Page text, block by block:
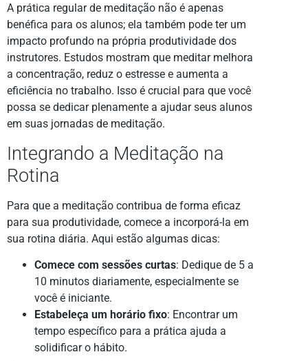
A prática regular de meditação não é apenas
benéfica para os alunos; ela também pode ter um
impacto profundo na própria produtividade dos
instrutores. Estudos mostram que meditar melhora
a concentração, reduz o estresse e aumenta a
eficiência no trabalho. Isso é crucial para que você
possa se dedicar plenamente a ajudar seus alunos
em suas jornadas de meditação.
Integrando a Meditação na
Rotina
Para que a meditação contribua de forma eficaz
para sua produtividade, comece a incorporá-la em
sua rotina diária. Aqui estão algumas dicas:
Comece com sessões curtas: Dedique de 5 a
10 minutos diariamente, especialmente se
você é iniciante.
Estabeleça um horário fixo: Encontrar um
tempo específico para a prática ajuda a
solidificar o hábito.